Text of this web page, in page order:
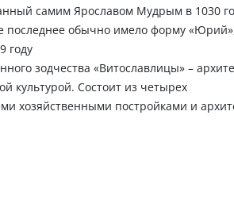
самим Ярославом Мудрым в 1030
последнее обычно имело форму
году
зодчества «Витославлицы» –
культурой. Состоит из четырех
хозяйственными постройками и